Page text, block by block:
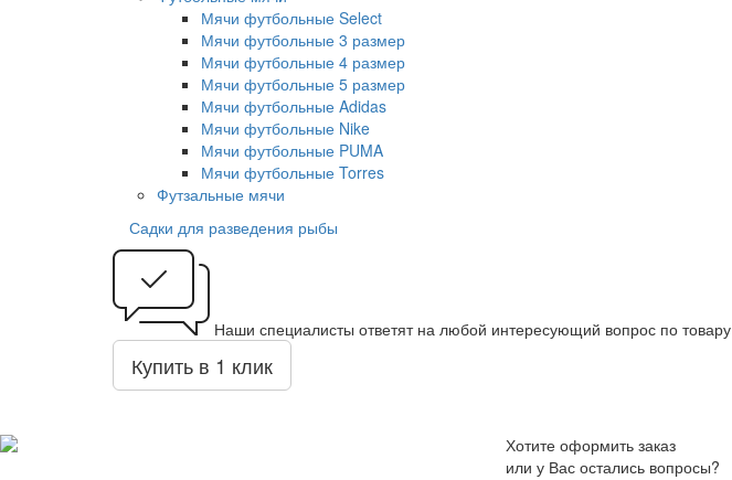
Мячи футбольные Select
Мячи футбольные 3 размер
Мячи футбольные 4 размер
Мячи футбольные 5 размер
Мячи футбольные Adidas
Мячи футбольные Nike
Мячи футбольные PUMA
Мячи футбольные Torres
Футзальные мячи
Садки для разведения рыбы
Наши специалисты ответят на любой интересующий вопрос по товару
Купить в 1 клик
Хотите оформить заказ
или у Вас остались вопросы?